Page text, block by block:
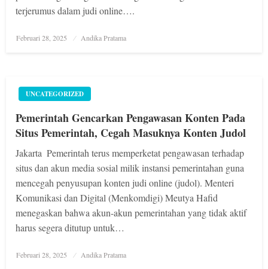
terjerumus dalam judi online….
Posted
Februari 28, 2025 Andika Pratama
UNCATEGORIZED
Pemerintah Gencarkan Pengawasan Konten Pada
Situs Pemerintah, Cegah Masuknya Konten Judol
Jakarta  Pemerintah terus memperketat pengawasan terhadap
situs dan akun media sosial milik instansi pemerintahan guna
mencegah penyusupan konten judi online (judol). Menteri
Komunikasi dan Digital (Menkomdigi) Meutya Hafid
menegaskan bahwa akun-akun pemerintahan yang tidak aktif
harus segera ditutup untuk…
Posted
Februari 28, 2025 Andika Pratama